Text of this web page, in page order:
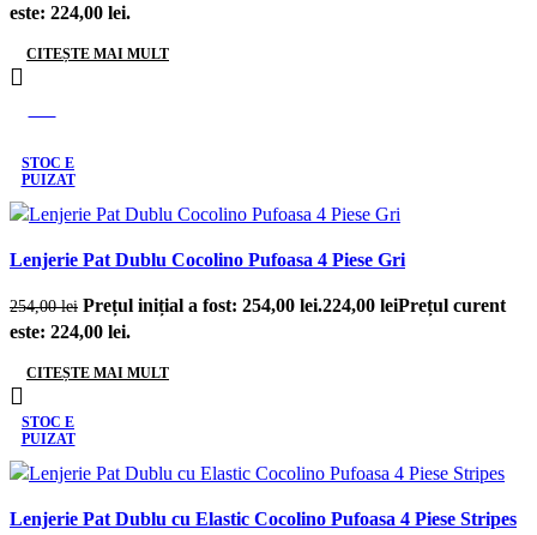
este: 224,00 lei.
CITEȘTE MAI MULT
STOC E
PUIZAT
Lenjerie Pat Dublu Cocolino Pufoasa 4 Piese Gri
254,00lei Prețul inițial a fost: 254,00 lei.224,00 leiPrețul curent
este: 224,00 lei.
CITEȘTE MAI MULT
STOC E
PUIZAT
Lenjerie Pat Dublu cu Elastic Cocolino Pufoasa 4 Piese Stripes